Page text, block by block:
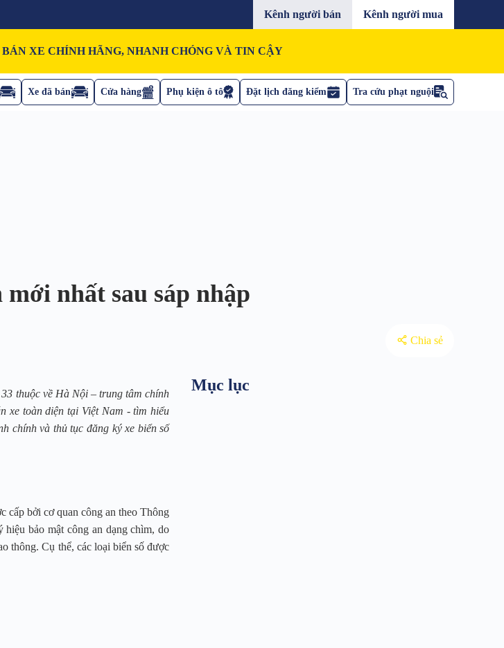
Kênh người bán Kênh người mua
XE CHÍNH HÃNG, NHANH CHÓNG VÀ TIN CẬY
Xe đã bán Cửa hàng Phụ kiện ô tô Đặt lịch đăng kiểm Tra cứu phạt nguội
nhất sau sáp nhập
Chia sẻ
33 thuộc về Hà Nội – trung tâm chính
xe toàn diện tại Việt Nam - tìm hiểu
chính và thủ tục đăng ký xe biển số
cấp bởi cơ quan công an theo Thông
bảo mật công an dạng chìm, do
thông. Cụ thể, các loại biển số được
Mục lục